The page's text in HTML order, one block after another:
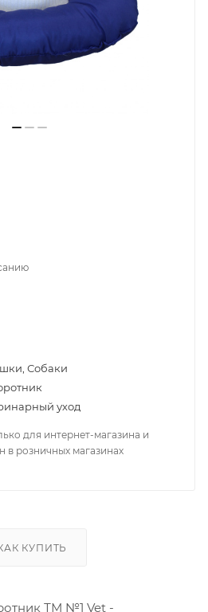
Собаки
уход
для интернет-магазина и
в розничных магазинах
КУПИТЬ
ТМ №1 Vet -